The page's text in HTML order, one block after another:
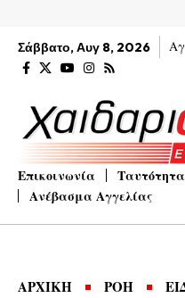
Σάββατο, Αυγ 8, 2026
Επικοινωνία
Ταυτότητα
Ανέβασμα Αγγελίας
ΑΡΧΙΚΗ ΡΟΗ